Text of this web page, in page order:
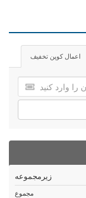
اعمال کوپن تخفیف
زیرمجموعه
مجموع